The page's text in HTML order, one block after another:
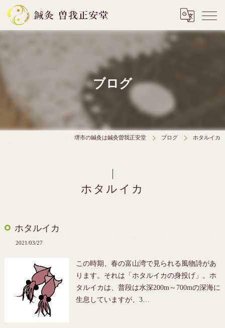
ブログ
堺市の鍼灸は鍼灸曽我正安堂 ブログ ホタルイカ
ホタルイカ
ホタルイカ
2021/03/27
この時期、春の富山湾で見られる風物詩があ
ります。それは「ホタルイカの身投げ」。ホ
タルイカは、普段は水深200m～700mの深海に
生息していますが、3…